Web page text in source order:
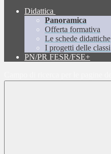
Didattica
Panoramica
Offerta formativa
Le schede didattiche
I progetti delle classi
PN/PR FESR/FSE+